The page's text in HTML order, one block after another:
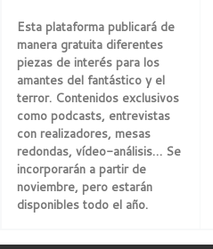
Esta plataforma publicará de
manera gratuita diferentes
piezas de interés para los
amantes del fantástico y el
terror. Contenidos exclusivos
como podcasts, entrevistas
con realizadores, mesas
redondas, vídeo-análisis… Se
incorporarán a partir de
noviembre, pero estarán
disponibles todo el año.